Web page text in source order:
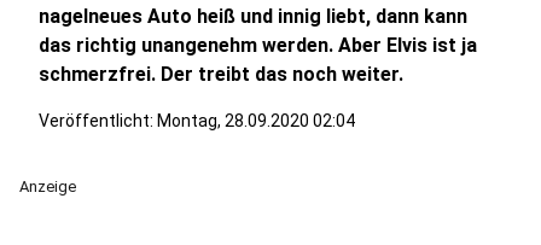
nagelneues Auto heiß und innig liebt, dann kann
das richtig unangenehm werden. Aber Elvis ist ja
schmerzfrei. Der treibt das noch weiter.
Veröffentlicht: Montag, 28.09.2020 02:04
Anzeige